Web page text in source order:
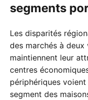
segments
Les disparités
des marchés à deux
maintiennent leur
centres
périphériques
segment des